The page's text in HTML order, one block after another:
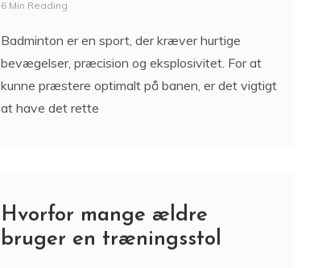
6 Min Reading
Badminton er en sport, der kræver hurtige
bevægelser, præcision og eksplosivitet. For at
kunne præstere optimalt på banen, er det vigtigt
at have det rette
Hvorfor mange ældre
bruger en træningsstol